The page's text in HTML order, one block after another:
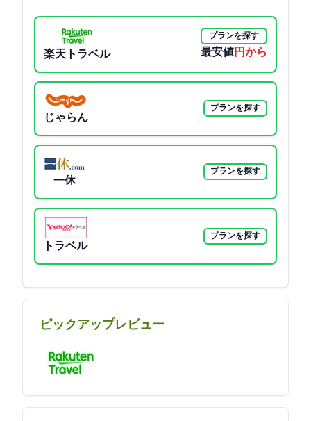
楽天トラベル
プランを探す
最安値2000円から
じゃらん
プランを探す
一休
プランを探す
Yahoo!トラベル
プランを探す
ピックアップレビュー